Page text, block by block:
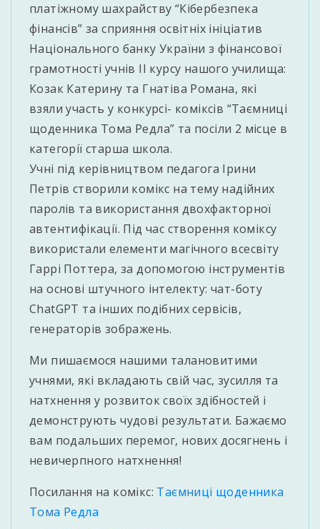
платіжному шахрайству “Кібербезпека
фінансів” за сприяння освітніх ініціатив
Національного банку України з фінансової
грамотності учнів ІІ курсу нашого училища:
Козак Катерину та Гнатіва Романа, які
взяли участь у конкурсі- коміксів “Таємниці
щоденника Тома Редла” та посіли 2 місце в
категорії старша школа.
Учні під керівництвом педагога Ірини
Петрів створили комікс на тему надійних
паролів та використання двохфакторної
автентифікації. Під час створення коміксу
використали елементи магічного всесвіту
Гаррі Поттера, за допомогою інструментів
на основі штучного інтелекту: чат-боту
ChatGPT та інших подібних сервісів,
генераторів зображень.
Ми пишаємося нашими талановитими
учнями, які вкладають свій час, зусилля та
натхнення у розвиток своїх здібностей і
демонструють чудові результати. Бажаємо
вам подальших перемог, нових досягнень і
невичерпного натхнення!
Посилання на комікс: Таємниці щоденника
Тома Редла